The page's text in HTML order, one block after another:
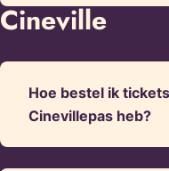
Cineville
Hoe bestel ik
Cinevillepas heb?